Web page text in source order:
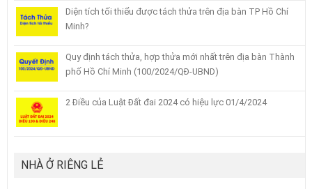
Diện tích tối thiểu được tách thửa trên địa bàn TP Hồ Chí
Minh?
Quy định tách thửa, hợp thửa mới nhất trên địa bàn Thành
phố Hồ Chí Minh (100/2024/QĐ-UBND)
2 Điều của Luật Đất đai 2024 có hiệu lực 01/4/2024
NHÀ Ở RIÊNG LẺ